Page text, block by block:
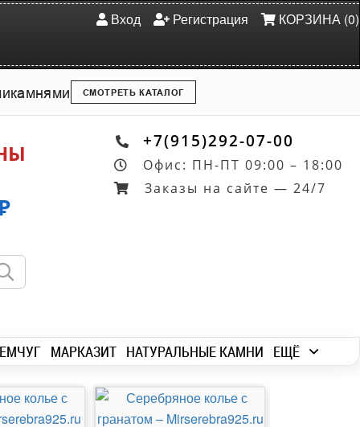
Вход Регистрация КОРЗИНА (0)
камнями СМОТРЕТЬ КАТАЛОГ
+7(915)292-07-00
Офис: ПН-ПТ 09:00 – 18:00
Заказы на сайте — 24/7
МАРКАЗИТ НАТУРАЛЬНЫЕ КАМНИ ЕЩЁ